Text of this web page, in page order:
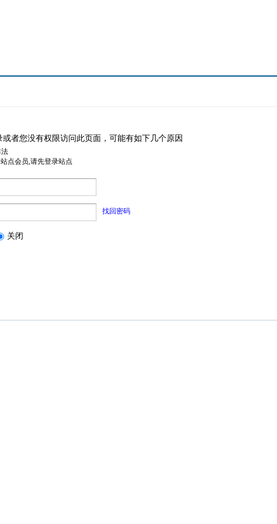
或者您没有权限访问此页面，可能有如下几个原因
点会员,请先登录站点
找回密码
关闭